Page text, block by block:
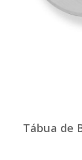
Tábua de